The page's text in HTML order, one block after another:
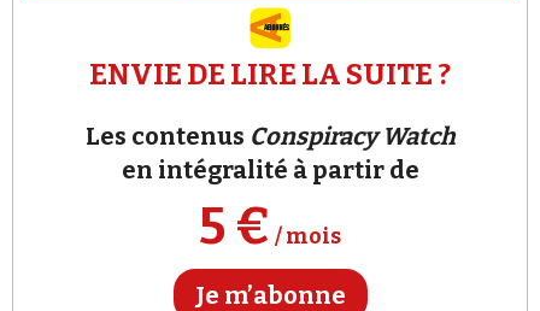
ENVIE DE LIRE LA SUITE ?
Les contenus Conspiracy Watch
en intégralité à partir de
5 € / mois
Je m’abonne